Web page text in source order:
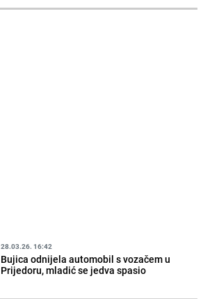
28.03.26. 16:42
Bujica odnijela automobil s vozačem u
Prijedoru, mladić se jedva spasio